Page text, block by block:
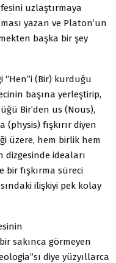
uzlaştırmaya
yazan ve Platon’un
başka bir şey
“Hen”i (Bir) kurduğu
başına yerleştirip,
Bir’den us (Nous),
fışkırır diyen
üzere, hem birlik hem
dizgesinde ideaları
fışkırma süreci
ilişkiyi pek kolay
sakınca görmeyen
diye yüzyıllarca